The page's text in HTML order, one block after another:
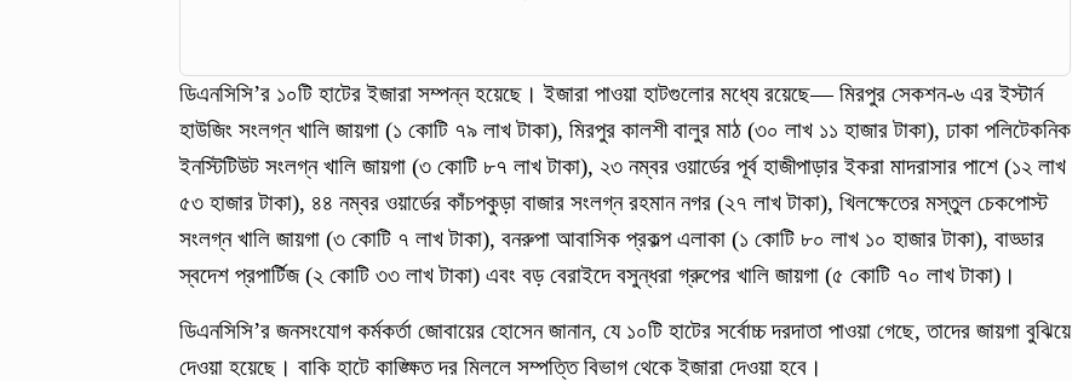
ডিএনসিসি’র ১০টি হাটের ইজারা সম্পন্ন হয়েছে। ইজারা পাওয়া হাটগুলোর মধ্যে রয়েছে— মিরপুর সেকশন-৬ এর ইস্টার্ন
হাউজিং সংলগ্ন খালি জায়গা (১ কোটি ৭৯ লাখ টাকা), মিরপুর কালশী বালুর মাঠ (৩০ লাখ ১১ হাজার টাকা), ঢাকা পলিটেকনিক
ইনস্টিটিউট সংলগ্ন খালি জায়গা (৩ কোটি ৮৭ লাখ টাকা), ২৩ নম্বর ওয়ার্ডের পূর্ব হাজীপাড়ার ইকরা মাদরাসার পাশে (১২ লাখ
৫৩ হাজার টাকা), ৪৪ নম্বর ওয়ার্ডের কাঁচপকুড়া বাজার সংলগ্ন রহমান নগর (২৭ লাখ টাকা), খিলক্ষেতের মস্তুল চেকপোস্ট
সংলগ্ন খালি জায়গা (৩ কোটি ৭ লাখ টাকা), বনরুপা আবাসিক প্রকল্প এলাকা (১ কোটি ৮০ লাখ ১০ হাজার টাকা), বাড্ডার
স্বদেশ প্রপার্টিজ (২ কোটি ৩৩ লাখ টাকা) এবং বড় বেরাইদে বসুন্ধরা গ্রুপের খালি জায়গা (৫ কোটি ৭০ লাখ টাকা)।
ডিএনসিসি’র জনসংযোগ কর্মকর্তা জোবায়ের হোসেন জানান, যে ১০টি হাটের সর্বোচ্চ দরদাতা পাওয়া গেছে, তাদের জায়গা বুঝিয়ে
দেওয়া হয়েছে। বাকি হাটে কাঙ্ক্ষিত দর মিললে সম্পত্তি বিভাগ থেকে ইজারা দেওয়া হবে।